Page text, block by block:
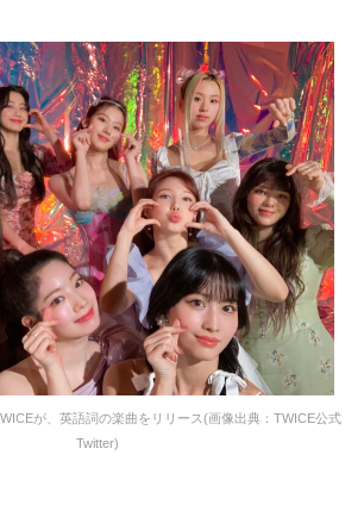
が、英語詞の楽曲をリリース(画像出典：TWICE公式
Twitter)